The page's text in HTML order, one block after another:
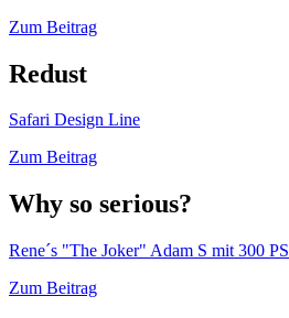
Zum Beitrag
Redust
Safari Design Line
Zum Beitrag
Why so serious?
Rene´s "The Joker" Adam S mit 300 PS
Zum Beitrag